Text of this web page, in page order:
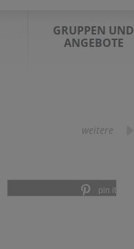
GRUPPEN UND
ANGEBOTE
weitere
pin it